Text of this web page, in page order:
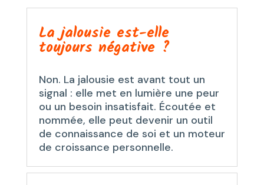
La jalousie est-elle
toujours négative ?
Non. La jalousie est avant tout un
signal : elle met en lumière une peur
ou un besoin insatisfait. Écoutée et
nommée, elle peut devenir un outil
de connaissance de soi et un moteur
de croissance personnelle.